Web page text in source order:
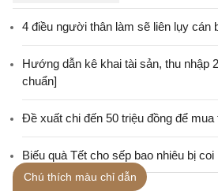
4 điều người thân làm sẽ liên lụy cán
Hướng dẫn kê khai tài sản, thu nhập
chuẩn]
Đề xuất chi đến 50 triệu đồng để mua
Biếu quà Tết cho sếp bao nhiêu bị coi
Chú thích màu chỉ dẫn